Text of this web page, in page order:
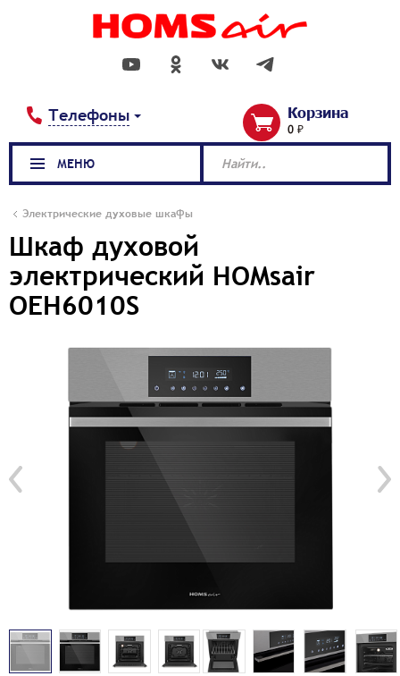
Телефоны Корзина
0 ₽
Электрические духовые шкафы
Шкаф духовой
электрический HOMsair
OEH6010S
МЕНЮ Найти..